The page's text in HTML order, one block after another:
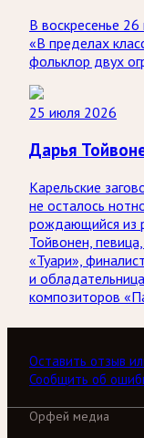
В воскресенье
«В пределах
фольклор двух
25 июля 2026
Дарья
Карельские
не осталось
рождающийся из
Тойвонен,
«Туари»,
и
композиторов
Оставить отзыв
Сообщить об
Орфей медиа